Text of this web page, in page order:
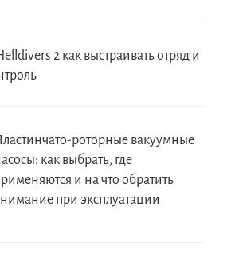
2 как выстраивать отряд и
роторные вакуумные
как выбрать, где
и на что обратить
при эксплуатации